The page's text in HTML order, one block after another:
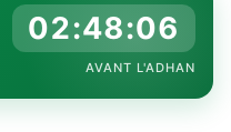
02:48:06
AVANT L'ADHAN